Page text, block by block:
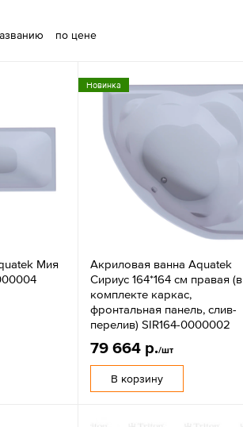
по цене
Мия
Новинка
Акриловая ванна Aquatek
Сириус 164*164 см правая (в
комплекте каркас,
фронтальная панель, слив-
перелив) SIR164-0000002
79 664 р./шт
В корзину